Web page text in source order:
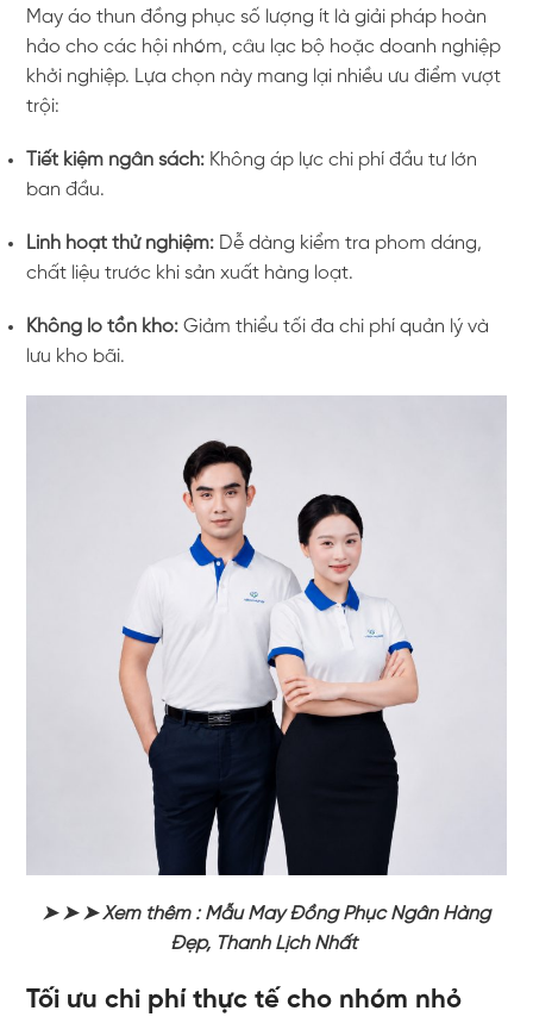
May áo thun đồng phục số lượng ít là giải pháp hoàn
hảo cho các hội nhóm, câu lạc bộ hoặc doanh nghiệp
khởi nghiệp. Lựa chọn này mang lại nhiều ưu điểm vượt
trội:
Tiết kiệm ngân sách: Không áp lực chi phí đầu tư lớn
ban đầu.
Linh hoạt thử nghiệm: Dễ dàng kiểm tra phom dáng,
chất liệu trước khi sản xuất hàng loạt.
Không lo tồn kho: Giảm thiểu tối đa chi phí quản lý và
lưu kho bãi.
➤ ➤ ➤ Xem thêm : Mẫu May Đồng Phục Ngân Hàng
Đẹp, Thanh Lịch Nhất
Tối ưu chi phí thực tế cho nhóm nhỏ